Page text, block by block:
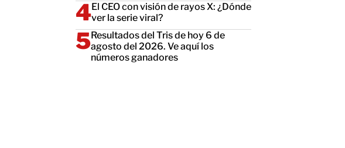
El CEO con visión de rayos X: ¿Dónde
ver la serie viral?
Resultados del Tris de hoy 6 de
agosto del 2026. Ve aquí los
números ganadores